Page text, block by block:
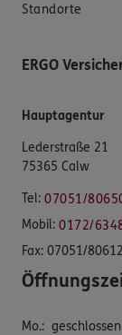
Standorte
ERGO
Hauptagentur
Lederstraße 21
75365 Calw
Tel: 07051/
Mobil: 0172/
Fax: 07051/
Mo.: geschlossen